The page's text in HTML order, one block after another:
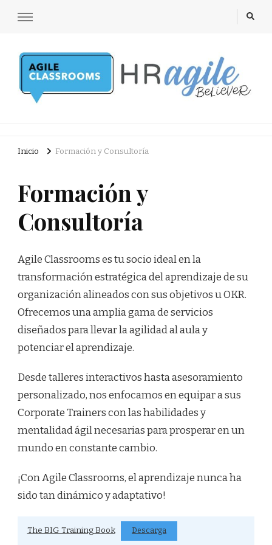
Inicio Formación y Consultoría
Formación y
Consultoría
Agile Classrooms es tu socio ideal en la
transformación estratégica del aprendizaje de su
organización alineados con sus objetivos u OKR.
Ofrecemos una amplia gama de servicios
diseñados para llevar la agilidad al aula y
potenciar el aprendizaje.
Desde talleres interactivos hasta asesoramiento
personalizado, nos enfocamos en equipar a sus
Corporate Trainers con las habilidades y
mentalidad ágil necesarias para prosperar en un
mundo en constante cambio.
¡Con Agile Classrooms, el aprendizaje nunca ha
sido tan dinámico y adaptativo!
The BIG Training Book Descarga